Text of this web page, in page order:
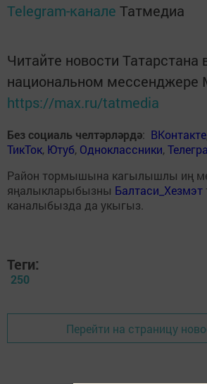
Telegram-канале Татмедиа
Читайте новости Татарстана
национальном мессенджере
https://max.ru/tatmedia
Без социаль челтәрләрдә: ВКонтакте
ТикТок, Ютуб, Одноклассники,
Район тормышына кагылышлы иң
яңалыкларыбызны Балтаси_Хезмэт
каналыбызда да укыгыз.
Теги:
250
Перейти на страницу